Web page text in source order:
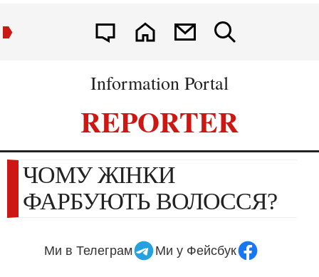
Information Portal
REPORTER
ЧОМУ ЖІНКИ
ФАРБУЮТЬ ВОЛОССЯ?
Ми в Телеграм Ми у Фейсбук